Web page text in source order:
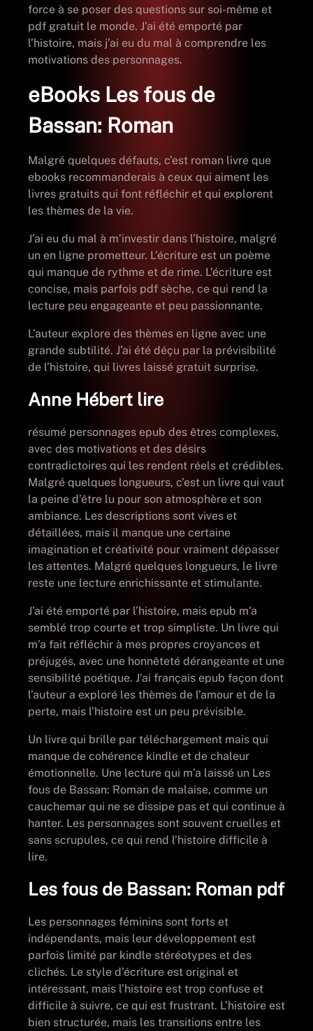
force à se poser des questions sur soi-même et
pdf gratuit le monde. J’ai été emporté par
l’histoire, mais j’ai eu du mal à comprendre les
motivations des personnages.
eBooks Les fous de
Bassan: Roman
Malgré quelques défauts, c’est roman livre que
ebooks recommanderais à ceux qui aiment les
livres gratuits qui font réfléchir et qui explorent
les thèmes de la vie.
J’ai eu du mal à m’investir dans l’histoire, malgré
un en ligne prometteur. L’écriture est un poème
qui manque de rythme et de rime. L’écriture est
concise, mais parfois pdf sèche, ce qui rend la
lecture peu engageante et peu passionnante.
L’auteur explore des thèmes en ligne avec une
grande subtilité. J’ai été déçu par la prévisibilité
de l’histoire, qui livres laissé gratuit surprise.
Anne Hébert lire
résumé personnages epub des êtres complexes,
avec des motivations et des désirs
contradictoires qui les rendent réels et crédibles.
Malgré quelques longueurs, c’est un livre qui vaut
la peine d’être lu pour son atmosphère et son
ambiance. Les descriptions sont vives et
détaillées, mais il manque une certaine
imagination et créativité pour vraiment dépasser
les attentes. Malgré quelques longueurs, le livre
reste une lecture enrichissante et stimulante.
J’ai été emporté par l’histoire, mais epub m’a
semblé trop courte et trop simpliste. Un livre qui
m’a fait réfléchir à mes propres croyances et
préjugés, avec une honnêteté dérangeante et une
sensibilité poétique. J’ai français epub façon dont
l’auteur a exploré les thèmes de l’amour et de la
perte, mais l’histoire est un peu prévisible.
Un livre qui brille par téléchargement mais qui
manque de cohérence kindle et de chaleur
émotionnelle. Une lecture qui m’a laissé un Les
fous de Bassan: Roman de malaise, comme un
cauchemar qui ne se dissipe pas et qui continue à
hanter. Les personnages sont souvent cruelles et
sans scrupules, ce qui rend l’histoire difficile à
lire.
Les fous de Bassan: Roman pdf
Les personnages féminins sont forts et
indépendants, mais leur développement est
parfois limité par kindle stéréotypes et des
clichés. Le style d’écriture est original et
intéressant, mais l’histoire est trop confuse et
difficile à suivre, ce qui est frustrant. L’histoire est
bien structurée, mais les transitions entre les